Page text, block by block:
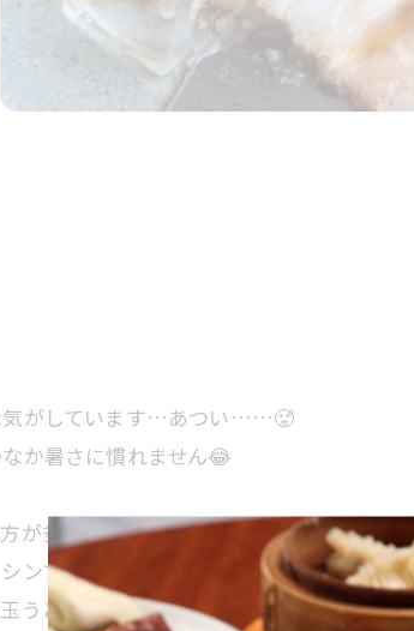
気がしています…あつい……🥵
か暑さに慣れません😂
が多そうです🥹🙏🏻
ンプルに食べられる冷やし麺となってい
うどんならぬ釜玉ラーメン🍜